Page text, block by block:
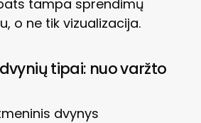
tampa sprendimų
o ne tik vizualizacija.
tipai: nuo varžto
dvynys